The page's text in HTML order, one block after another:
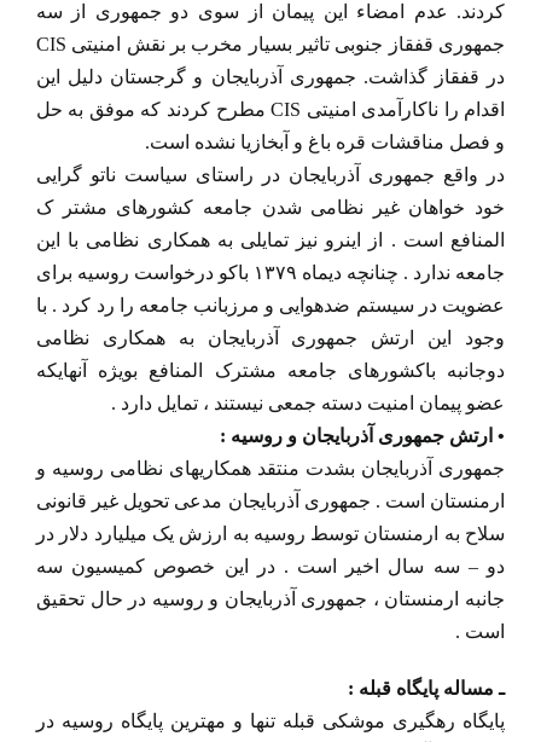
کردند. عدم امضاء این پیمان از سوی دو جمهوری از سه
جمهوری قفقاز جنوبی تاثیر بسیار مخرب بر نقش امنیتی CIS
در قفقاز گذاشت. جمهوری آذربایجان و گرجستان دلیل این
اقدام را ناکارآمدی امنیتی CIS مطرح کردند که موفق به حل
و فصل مناقشات قره باغ و آبخازیا نشده است.
در واقع جمهوری آذربایجان در راستای سیاست ناتو گرایی
خود خواهان غیر نظامی شدن جامعه کشورهای مشتر ک
المنافع است . از اینرو نیز تمایلی به همکاری نظامی با این
جامعه ندارد . چنانچه دیماه ۱۳۷۹ باکو درخواست روسیه برای
عضویت در سیستم ضدهوایی و مرزبانب جامعه را رد کرد . با
وجود این ارتش جمهوری آذربایجان به همکاری نظامی
دوجانبه باکشورهای جامعه مشترک المنافع بویژه آنهایکه
عضو پیمان امنیت دسته جمعی نیستند ، تمایل دارد .
• ارتش جمهوری آذربایجان و روسیه :
جمهوری آذربایجان بشدت منتقد همکاریهای نظامی روسیه و
ارمنستان است . جمهوری آذربایجان مدعی تحویل غیر قانونی
سلاح به ارمنستان توسط روسیه به ارزش یک میلیارد دلار در
دو – سه سال اخیر است . در این خصوص کمیسیون سه
جانبه ارمنستان ، جمهوری آذربایجان و روسیه در حال تحقیق
است .
ـ مساله پایگاه قبله :
پایگاه رهگیری موشکی قبله تنها و مهترین پایگاه روسیه در